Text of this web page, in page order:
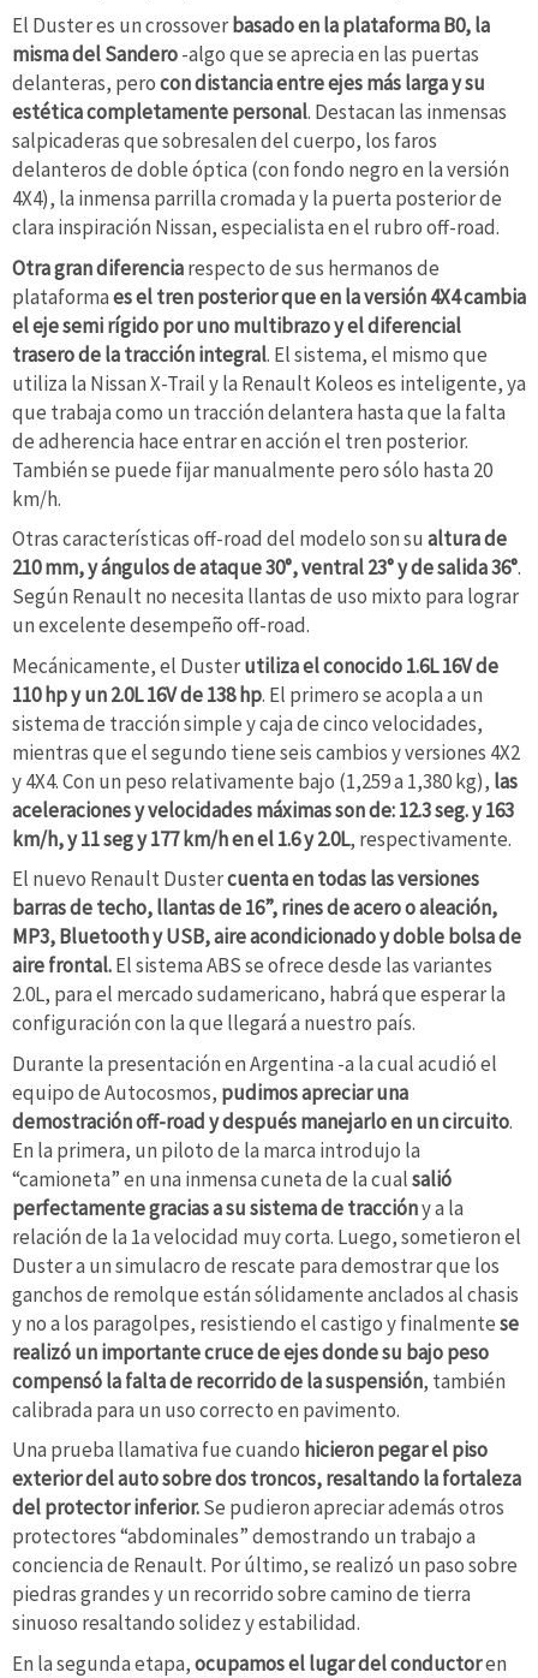
El Duster es un crossoverbasado en la plataforma B0, la
misma del Sandero-algo que se aprecia en las puertas
delanteras, perocon distancia entre ejes más larga y su
estética completamente personal. Destacan las inmensas
salpicaderas que sobresalen del cuerpo, los faros
delanteros de doble óptica (con fondo negro en la versión
4X4), la inmensa parrilla cromada y la puerta posterior de
clara inspiración Nissan, especialista en el rubro off-road.
Otra gran diferenciarespecto de sus hermanos de
plataformaes el tren posterior que en la versión 4X4 cambia
el eje semi rígido por uno multibrazo y el diferencial
trasero de la tracción integral. El sistema, el mismo que
utiliza la Nissan X-Trail y la Renault Koleos es inteligente, ya
que trabaja como un tracción delantera hasta que la falta
de adherencia hace entrar en acción el tren posterior.
También se puede fijar manualmente pero sólo hasta 20
km/h.
Otras características off-road del modelo son su altura de
210 mm, y ángulos de ataque 30°, ventral 23° y de salida 36°.
Según Renault no necesita llantas de uso mixto para lograr
un excelente desempeño off-road.
Mecánicamente, el Dusterutiliza el conocido 1.6L 16V de
110 hp y un 2.0L 16V de 138 hp. El primero se acopla a un
sistema de tracción simple y caja de cinco velocidades,
mientras que el segundo tiene seis cambios y versiones 4X2
y 4X4. Con un peso relativamente bajo (1,259 a 1,380 kg), las
aceleraciones y velocidades máximas son de: 12.3 seg. y 163
km/h, y 11 seg y 177 km/h en el 1.6 y 2.0L, respectivamente.
El nuevo Renault Dustercuenta en todas las versiones
barras de techo, llantas de 16”, rines de acero o aleación,
MP3, Bluetooth y USB, aire acondicionado y doble bolsa de
aire frontal.El sistema ABS se ofrece desde las variantes
2.0L, para el mercado sudamericano, habrá que esperar la
configuración con la que llegará a nuestro país.
Durante la presentación en Argentina -a la cual acudió el
equipo de Autocosmos, pudimos apreciar una
demostración off-road y después manejarlo en un circuito.
En la primera, un piloto de la marca introdujo la
“camioneta” en una inmensa cuneta de la cualsalió
perfectamente gracias a su sistema de traccióny a la
relación de la 1a velocidad muy corta. Luego, sometieron el
Duster a un simulacro de rescate para demostrar que los
ganchos de remolque están sólidamente anclados al chasis
y no a los paragolpes, resistiendo el castigo y finalmentese
realizó un importante cruce de ejes donde su bajo peso
compensó la falta de recorrido de la suspensión, también
calibrada para un uso correcto en pavimento.
Una prueba llamativa fue cuando hicieron pegar el piso
exterior del auto sobre dos troncos, resaltando la fortaleza
del protector inferior.Se pudieron apreciar además otros
protectores “abdominales” demostrando un trabajo a
conciencia de Renault. Por último, se realizó un paso sobre
piedras grandes y un recorrido sobre camino de tierra
sinuoso resaltando solidez y estabilidad.
En la segunda etapa,ocupamos el lugar del conductoren